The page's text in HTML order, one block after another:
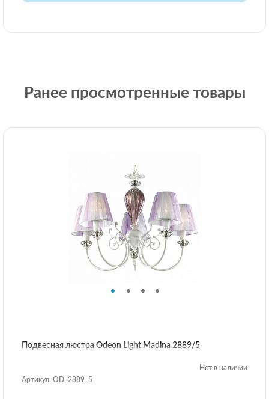
Ранее просмотренные товары
Подвесная люстра Odeon Light Madina 2889/5
Нет в наличии
Артикул: OD_2889_5